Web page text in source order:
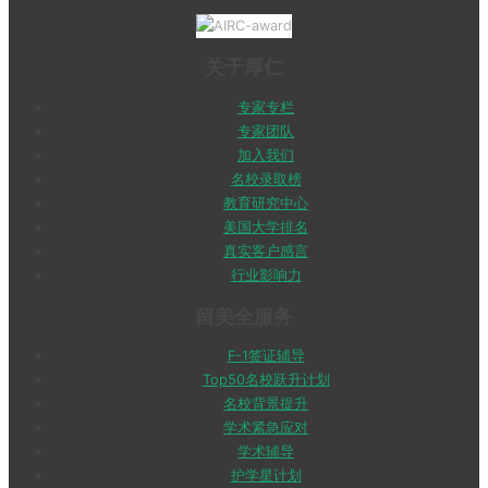
专家专栏
专家团队
加入我们
名校录取榜
教育研究中心
美国大学排名
真实客户感言
行业影响力
F-1签证辅导
Top50名校跃升计划
名校背景提升
学术紧急应对
学术辅导
护学星计划